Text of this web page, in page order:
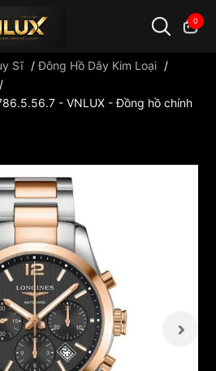
0
đồng hồ Orient
Sĩ /Đông Hồ Dây Kim Loại /
/
- VNLUX - Đồng hồ chính